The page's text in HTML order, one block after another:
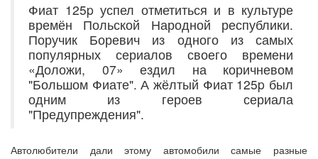
Фиат 125p успел отметиться и в культуре
времён Польской Народной республики.
Поручик Боревич из одного из самых
популярных сериалов своего времени
«Доложи, 07» ездил на коричневом
"Большом Фиате". А жёлтый Фиат 125p был
одним из героев сериала
"Предупреждения".
Автолюбители дали этому автомобили самые разные